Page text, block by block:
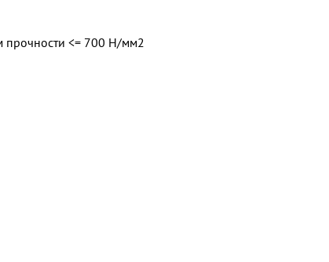
прочности <= 700 Н/мм2